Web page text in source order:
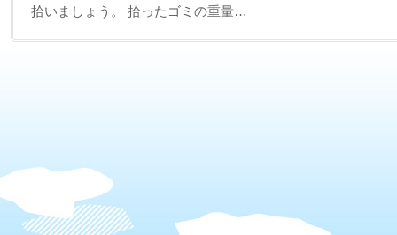
拾いましょう。 拾ったゴミの重量…